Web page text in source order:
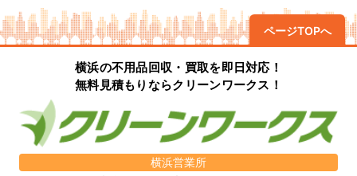
ページTOPへ
横浜の不用品回収・買取を即日対応！
無料見積もりならクリーンワークス！
横浜営業所